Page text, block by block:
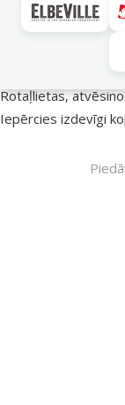
Rotaļlietas,
Iepērcies izdevīgi